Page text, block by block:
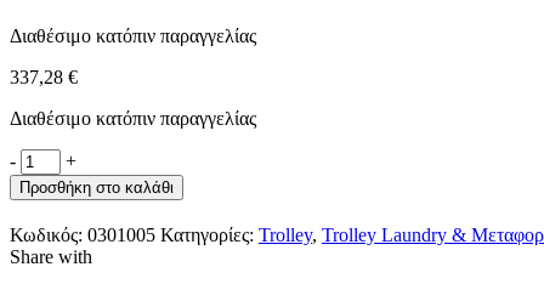
Διαθέσιμο κατόπιν παραγγελίας
337,28 €
Διαθέσιμο κατόπιν παραγγελίας
- +
Προσθήκη στο καλάθι
Κωδικός: 0301005 Κατηγορίες: Trolley, Trolley Laundry &
Share with